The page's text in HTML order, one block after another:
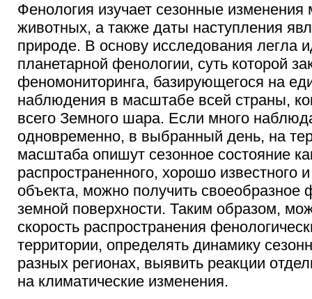
Фенология изучает сезонные изменения
животных, а также даты наступления
природе. В основу исследования легла
планетарной фенологии, суть которой
феномониторинга, базирующегося на
наблюдения в масштабе всей страны,
всего Земного шара. Если много
одновременно, в выбранный день, на
масштаба опишут сезонное состояние
распространенного, хорошо известного
объекта, можно получить своеобразное
земной поверхности. Таким образом,
скорость распространения
территории, определять динамику
разных регионах, выявить реакции
на климатические изменения.